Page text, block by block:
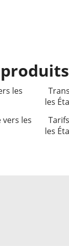
les
les
vers les
les